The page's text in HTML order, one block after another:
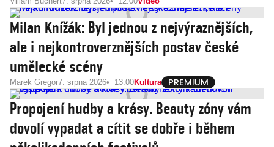
Milan Knížák: Byl jednou z nejvýraznějších,
ale i nejkontroverznějších postav české
umělecké scény
Marek Gregor7. srpna 2026 13:00Kultura
Propojení hudby a krásy. Beauty zóny vám
dovolí vypadat a cítit se dobře i během